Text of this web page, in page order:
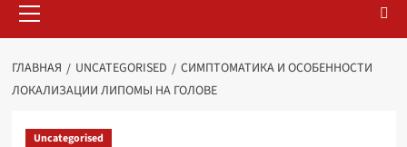
меню
ГЛАВНАЯ UNCATEGORISED
СИМПТОМАТИКА И ОСОБЕННОСТИ
ЛОКАЛИЗАЦИИ ЛИПОМЫ НА ГОЛОВЕ
Uncategorised